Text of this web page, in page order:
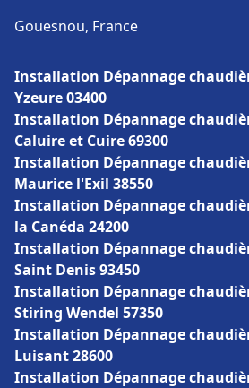
Gouesnou, France
Installation Dépannage
Yzeure 03400
Installation Dépannage
Caluire et Cuire 69300
Installation Dépannage
Maurice l'Exil 38550
Installation Dépannage
la Canéda 24200
Installation Dépannage
Saint Denis 93450
Installation Dépannage
Stiring Wendel 57350
Installation Dépannage
Luisant 28600
Installation Dépannage